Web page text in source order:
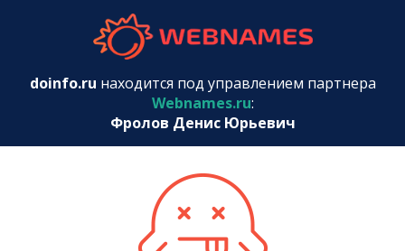
doinfo.ru находится под управлением партнера
Webnames.ru:
Фролов Денис Юрьевич